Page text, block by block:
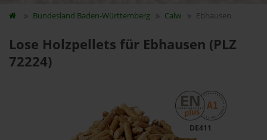
Bundesland Baden-Württemberg Calw Ebhausen
Lose Holzpellets für Ebhausen (PLZ
72224)
DE411